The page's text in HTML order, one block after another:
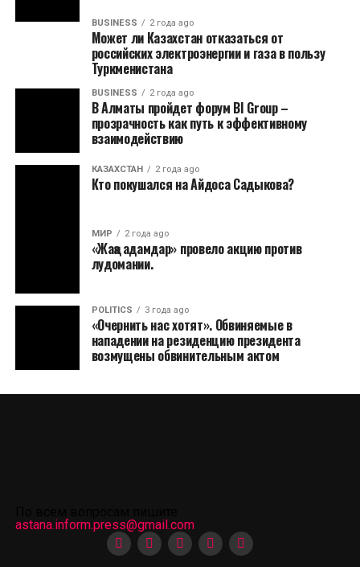
BUSINESS 2 года ago
Может ли Казахстан отказаться от
российских электроэнергии и газа в пользу
Туркменистана
BUSINESS 2 года ago
В Алматы пройдет форум BI Group –
прозрачность как путь к эффективному
взаимодействию
КАЗАХСТАН 2 года ago
Кто покушался на Айдоса Садыкова?
МИР 2 года ago
«Жаңа адамдар» провело акцию против
лудомании.
POLITICS 3 года ago
«Очернить нас хотят». Обвиняемые в
нападении на резиденцию президента
возмущены обвинительным актом
astana.inform.press@gmail.com